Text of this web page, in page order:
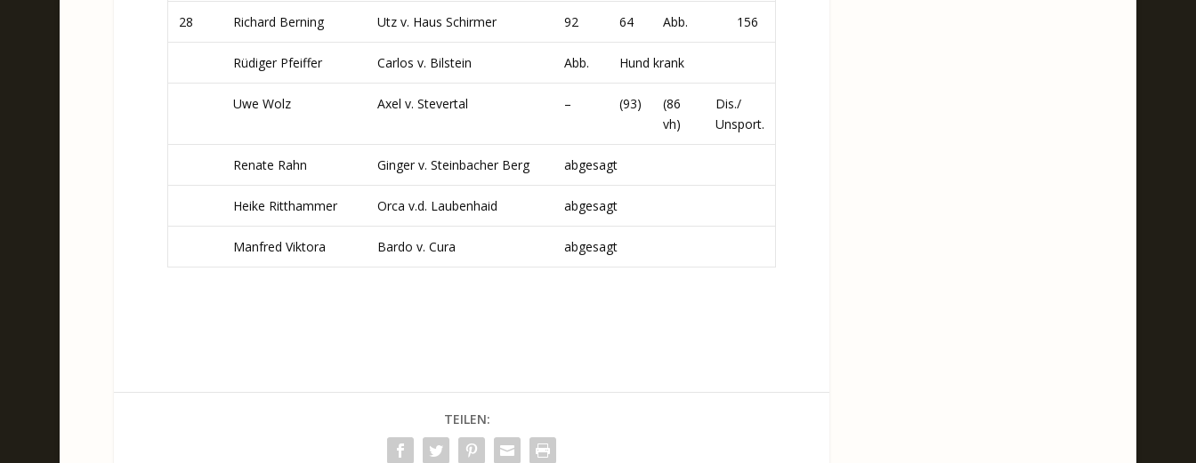
28 Richard Berning Utz v. Haus Schirmer 92 64 Abb. 156
Rüdiger Pfeiffer Carlos v. Bilstein Abb. Hund krank
Uwe Wolz Axel v. Stevertal – (93)
(86
vh)
Dis./
Unsport.
Renate Rahn Ginger v. Steinbacher Berg abgesagt
Heike Ritthammer Orca v.d. Laubenhaid abgesagt
Manfred Viktora Bardo v. Cura abgesagt
TEILEN: